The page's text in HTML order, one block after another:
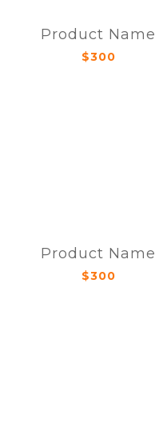
Product Name
$300
Product Name
$300